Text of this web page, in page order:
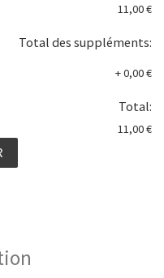
11,00 €
Total des suppléments:
+0,00 €
Total:
11,00 €